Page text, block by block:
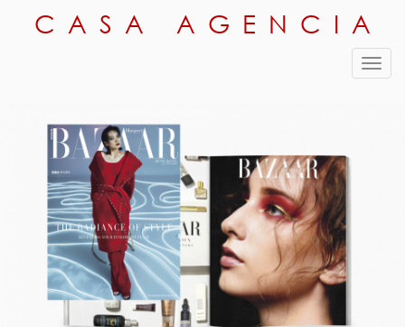
CASA AGENCIA